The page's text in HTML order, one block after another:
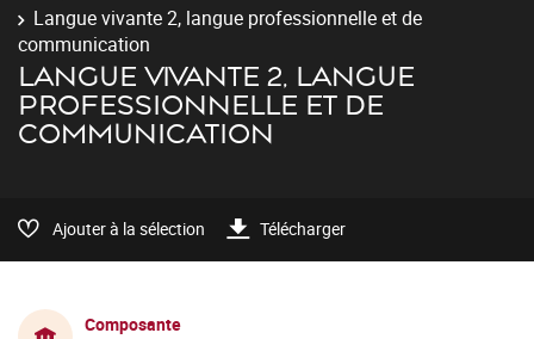
Langue vivante 2, langue professionnelle et de
communication
LANGUE VIVANTE 2, LANGUE
PROFESSIONNELLE ET DE
COMMUNICATION
Ajouter à la sélection Télécharger
Composante